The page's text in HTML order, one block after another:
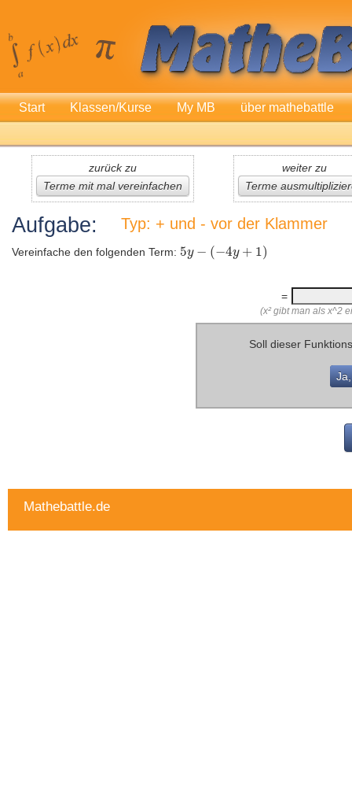
Start Klassen/Kurse My MB über mathebattle
zurück zu
Terme mit mal vereinfachen
weiter zu
Terme
Aufgabe: Typ: + und - vor der Klammer
Vereinfache den folgenden Term:
=
(x² gibt man als x^2
Soll dieser
Mathebattle.de